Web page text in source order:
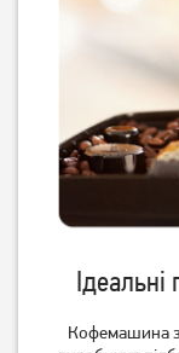
Philips HD7432/20
Кофемашина